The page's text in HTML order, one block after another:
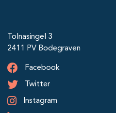
Tolnasingel 3
2411 PV Bodegraven
Facebook
Twitter
Instagram